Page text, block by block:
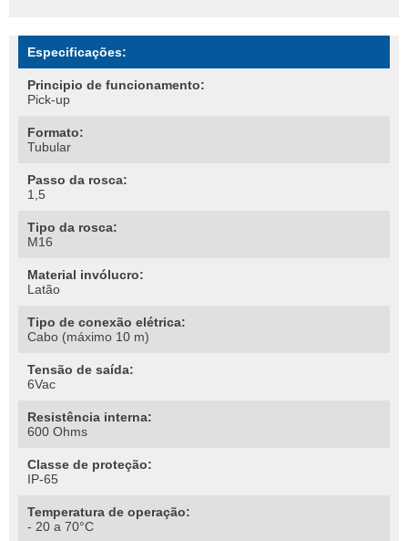
Especificações:
Principio de funcionamento:
Pick-up
Formato:
Tubular
Passo da rosca:
1,5
Tipo da rosca:
M16
Material invólucro:
Latão
Tipo de conexão elétrica:
Cabo (máximo 10 m)
Tensão de saída:
6Vac
Resistência interna:
600 Ohms
Classe de proteção:
IP-65
Temperatura de operação:
- 20 a 70°C